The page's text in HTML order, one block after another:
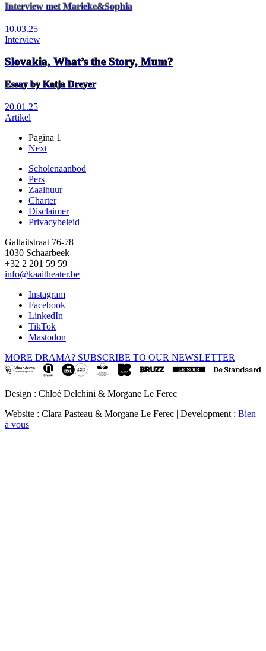
Interview met Marieke&Sophia
10.03.25
Interview
Slovakia, What’s the Story, Mum?
Essay by Katja Dreyer
20.01.25
Artikel
Paginering
Pagina 1
Volgende
Next
Footer
Scholenaanbod
Pers
Zaalhuur
Charter
Disclaimer
Privacybeleid
Gallaitstraat 76-78
1030 Schaarbeek
+32 2 201 59 59
info@kaaitheater.be
Instagram
Facebook
LinkedIn
TikTok
Mastodon
MORE DRAMA? SUBSCRIBE TO OUR NEWSLETTER
Design : Chloé Delchini & Morgane Le Ferec
Website : Clara Pasteau & Morgane Le Ferec | Development : Bien
à vous